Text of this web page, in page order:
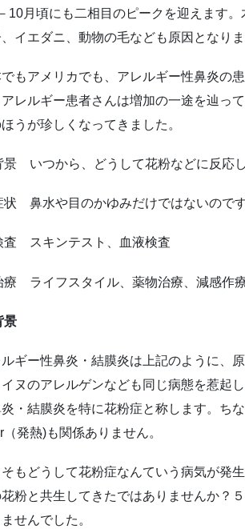
10月頃にも二相目のピークを迎えます
イエダニ、動物の毛なども原因となり
でもアメリカでも、アレルギー性鼻炎の
レルギー患者さんは増加の一途を辿っ
ほうが珍しくなってきました。
景 いつから、どうして花粉などに反応
状 鼻水や目のかゆみだけではないので
査 スキンテスト、血液検査
療 ライフスタイル、薬物治療、減感作
景
ギー性鼻炎・結膜炎は上記のように、
イヌのアレルゲンなども同じ病態を惹起
・結膜炎を特に花粉症と称します。ち
（発熱)も関係ありません。
もどうして花粉症なんていう病気が発
粉と共生してきたではありませんか？
せんでした。